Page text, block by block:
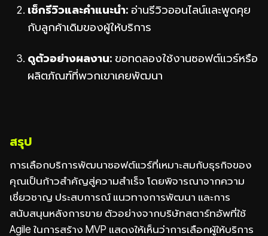
เช็กรีวิวและคำแนะนำ: อ่านรีวิวออนไลน์และพูดคุย
กับลูกค้าเดิมของผู้ให้บริการ
ดูตัวอย่างผลงาน: ขอทดลองใช้งานซอฟต์แวร์หรือ
ผลิตภัณฑ์ที่พวกเขาเคยพัฒนา
สรุป
การเลือกบริการพัฒนาซอฟต์แวร์ที่เหมาะสมกับธุรกิจของ
คุณเป็นก้าวสำคัญสู่ความสำเร็จ โดยพิจารณาจากความ
เชี่ยวชาญ ประสบการณ์ แนวทางการพัฒนา และการ
สนับสนุนหลังการขาย ตัวอย่างจากบริษัทสตาร์ทอัพที่ใช้
Agile ในการสร้าง MVP แสดงให้เห็นว่าการเลือกผู้ให้บริการ